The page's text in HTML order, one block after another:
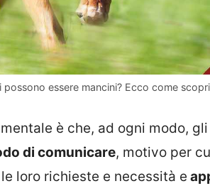
possono essere mancini? Ecco come
è che, ad ogni modo,
di comunicare, motivo per
loro richieste e necessità e